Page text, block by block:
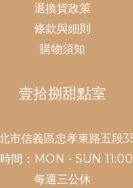
退換貨政策
條款與細則
購物須知
壹拾捌甜點室
市信義區忠孝東路五段
間：MON - SUN
每週三公休